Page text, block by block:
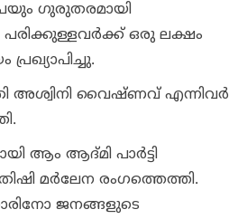
ഗുരുതരമായി
പരിക്കുള്ളവര്‍ക്ക് ഒരു ലക്ഷം
അശ്വിനി വൈഷ്ണവ് എന്നിവര്‍
ആം ആദ്മി പാര്‍ട്ടി
മര്‍ലേന രംഗത്തെത്തി.
ജനങ്ങളുടെ